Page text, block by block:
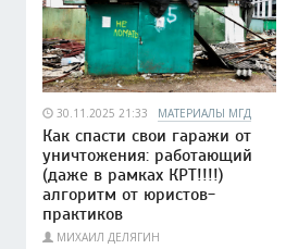
30.11.2025 21:33 МАТЕРИАЛЫ МГД
Как спасти свои гаражи от
уничтожения: работающий
(даже в рамках КРТ!!!!)
алгоритм от юристов-
практиков
МИХАИЛ ДЕЛЯГИН